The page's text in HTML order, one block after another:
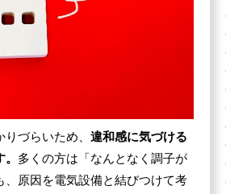
づらいため、 違和感に気づける
多くの方は「なんとなく調子が
、原因を電気設備と結びつけて考